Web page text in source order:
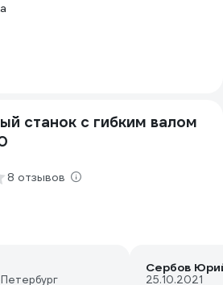
станок с гибким валом
8 отзывов
Сербов
25.10.2021